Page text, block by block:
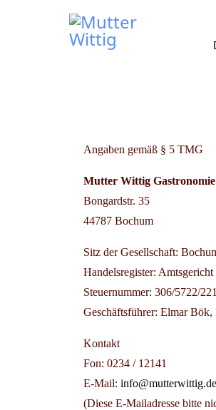
Angaben gemäß § 5 TMG
Mutter Wittig
Bongardstr. 35
44787 Bochum
Sitz der Gesellschaft:
Handelsregister:
Steuernummer: 306/5722/
Geschäftsführer: Elmar
Kontakt
Fon: 0234 / 12141
E-Mail: info@mutterwittig.de
(Diese E-Mailadresse bitte